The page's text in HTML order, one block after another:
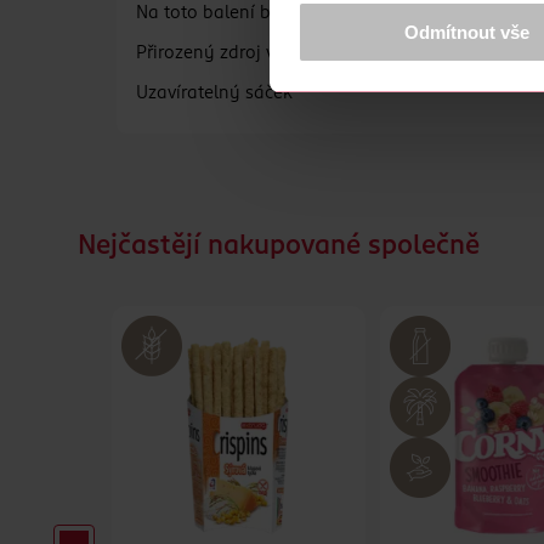
prohlášení o
Děkujeme za pochopení. >více o
Odmítnout vše
Na toto balení bylo použito přibližně 300 g
Přirozený zdroj vlákniny
Uzavíratelný sáček
Nejčastějí nakupované společně